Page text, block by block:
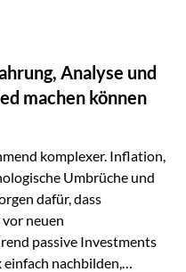
und strategisch
Physische Werte
heute keine bloße
Notwendigkeit. 1.
winzigen…
Analyse und
machen können
komplexer. Inflation,
Umbrüche und
dafür, dass
neuen
passive Investments
nachbilden,